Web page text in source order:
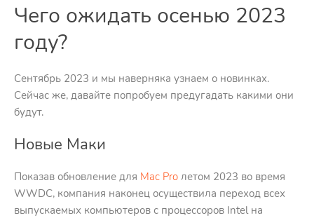
Чего ожидать осенью 2023
году?
Сентябрь 2023 и мы наверняка узнаем о новинках.
Сейчас же, давайте попробуем предугадать какими они
будут.
Новые Маки
Показав обновление для Mac Pro летом 2023 во время
WWDC, компания наконец осуществила переход всех
выпускаемых компьютеров с процессоров Intel на